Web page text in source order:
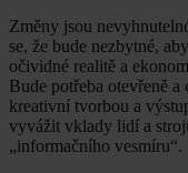
Změny jsou
se, že bude nezbytné,
očividné realitě a
Bude potřeba otevřeně
kreativní tvorbou a
vyvážit vklady lidí a
„informačního vesmíru“.